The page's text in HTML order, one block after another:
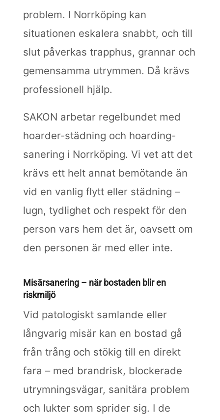
problem. I Norrköping kan
situationen eskalera snabbt, och till
slut påverkas trapphus, grannar och
gemensamma utrymmen. Då krävs
professionell hjälp.
SAKON arbetar regelbundet med
hoarder-städning och hoarding-
sanering i Norrköping. Vi vet att det
krävs ett helt annat bemötande än
vid en vanlig flytt eller städning –
lugn, tydlighet och respekt för den
person vars hem det är, oavsett om
den personen är med eller inte.
Misärsanering – när bostaden blir en
riskmiljö
Vid patologiskt samlande eller
långvarig misär kan en bostad gå
från trång och stökig till en direkt
fara – med brandrisk, blockerade
utrymningsvägar, sanitära problem
och lukter som sprider sig. I de